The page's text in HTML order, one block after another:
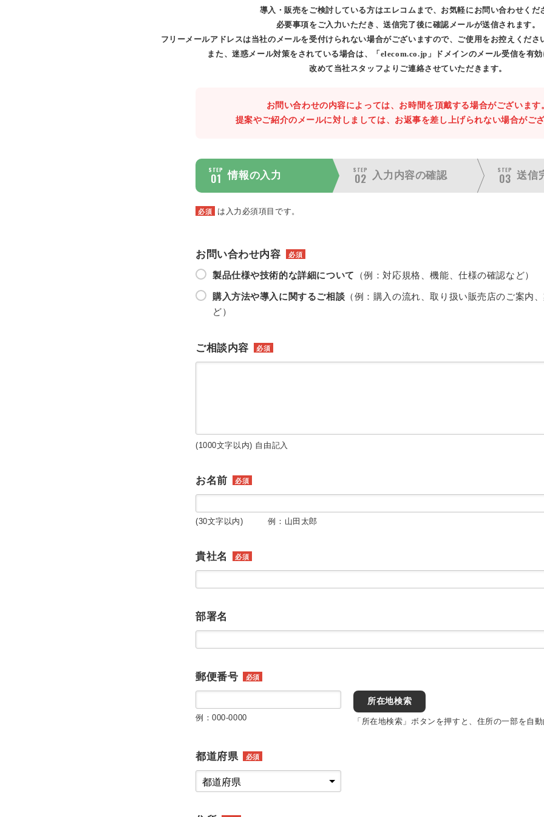
導入・販売をご検討している方はエレコムまで、お気軽にお問い合わせくだ
必要事項をご入力いただき、送信完了後に確認メールが送信されます。
フリーメールアドレスは当社のメールを受付けられない場合がございますので、ご使用をお控えくださ
また、迷惑メール対策をされている場合は、「elecom.co.jp」ドメインのメール受信を有効
改めて当社スタッフよりご連絡させていただきます。
お問い合わせの内容によっては、お時間を頂戴する場合がございます
提案やご紹介のメールに対しましては、お返事を差し上げられない場合がござ
STEP
01 情報の入力
STEP
02 入力内容の確認
STEP
03 送信
必須 は入力必須項目です。
お問い合わせ内容 必須
製品仕様や技術的な詳細について （例：対応規格、機能、仕様の確認など）
購入方法や導入に関するご相談 （例：購入の流れ、取り扱い販売店のご案内
ど）
ご相談内容 必須
(1000文字以内) 自由記入
お名前 必須
(30文字以内) 例：山田太郎
貴社名 必須
部署名
郵便番号 必須
例：000-0000
所在地検索
「所在地検索」ボタンを押すと、住所の一部を自動
都道府県 必須